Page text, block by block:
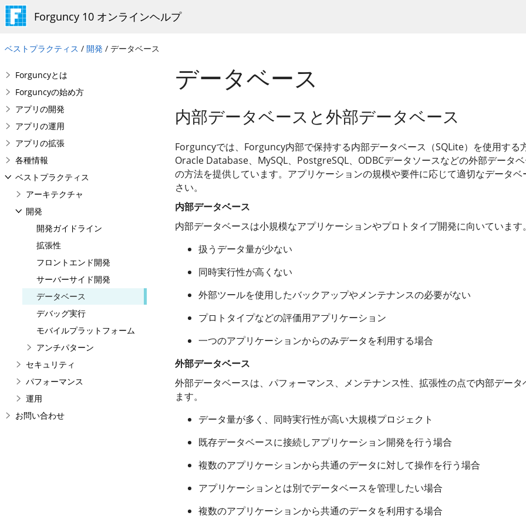
Forguncy 10 オンラインヘルプ
ベストプラクティス / 開発 / データベース
Forguncyとは
Forguncyの始め方
アプリの開発
アプリの運用
アプリの拡張
各種情報
ベストプラクティス
アーキテクチャ
開発
開発ガイドライン
拡張性
フロントエンド開発
サーバーサイド開発
データベース
デバッグ実行
モバイルプラットフォーム
アンチパターン
セキュリティ
パフォーマンス
運用
お問い合わせ
データベース
内部データベースと外部データベース
Forguncyでは、Forguncy内部で保持する内部データベース（SQLite）を使用する
Oracle Database、MySQL、PostgreSQL、ODBCデータソースなどの外部データ
の方法を提供しています。アプリケーションの規模や要件に応じて適切なデータ
さい。
内部データベース
内部データベースは小規模なアプリケーションやプロトタイプ開発に向いています。
扱うデータ量が少ない
同時実行性が高くない
外部ツールを使用したバックアップやメンテナンスの必要がない
プロトタイプなどの評価用アプリケーション
一つのアプリケーションからのみデータを利用する場合
外部データベース
外部データベースは、パフォーマンス、メンテナンス性、拡張性の点で内部デー
ます。
データ量が多く、同時実行性が高い大規模プロジェクト
既存データベースに接続しアプリケーション開発を行う場合
複数のアプリケーションから共通のデータに対して操作を行う場合
アプリケーションとは別でデータベースを管理したい場合
複数のアプリケーションから共通のデータを利用する場合